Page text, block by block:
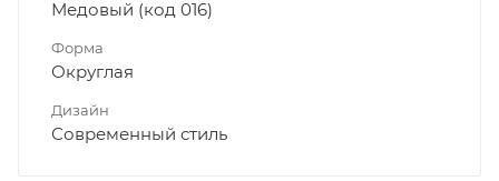
Медовый (код 016)
Форма
Округлая
Дизайн
Современный стиль